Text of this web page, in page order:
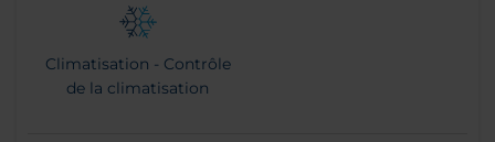
Climatisation - Contrôle
de la climatisation